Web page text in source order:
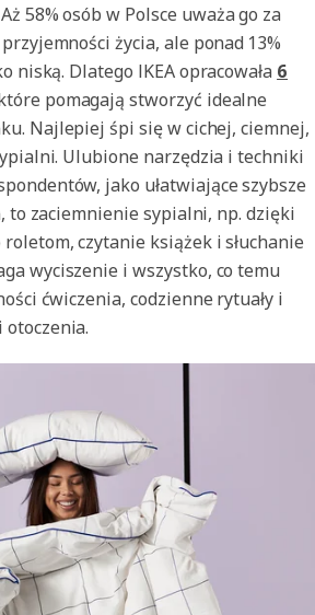
58% osób w Polsce uważa go za
życia, ale ponad 13%
niską. Dlatego IKEA opracowała 6
pomagają stworzyć idealne
Najlepiej śpi się w cichej, ciemnej,
Ulubione narzędzia i techniki
jako ułatwiające szybsze
to zaciemnienie sypialni, np. dzięki
czytanie książek i słuchanie
wyciszenie i wszystko, co temu
ćwiczenia, codzienne rytuały i